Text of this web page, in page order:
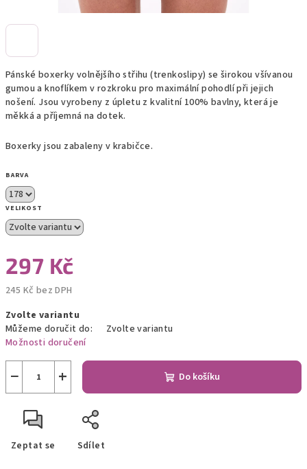
Pánské boxerky volnějšího střihu (trenkoslipy) se širokou všívanou
gumou a knoflíkem v rozkroku pro maximální pohodlí při jejich
nošení. Jsou vyrobeny z úpletu z kvalitní 100% bavlny, která je
měkká a příjemná na dotek.
Boxerky jsou zabaleny v krabičce.
BARVA
VELIKOST
297 Kč
245 Kč bez DPH
cena:
Zvolte variantu
Můžeme doručit do:
Zvolte variantu
Možnosti doručení
+
− Do košíku
Zeptat se Sdílet